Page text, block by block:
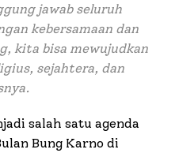
jawab seluruh
kebersamaan dan
kita bisa mewujudkan
sejahtera, dan
salah satu agenda
Bung Karno di